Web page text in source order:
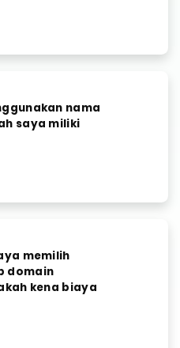
nama
saya miliki
memilih
domain
kena biaya